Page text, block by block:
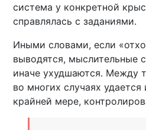
система у конкретной
справлялась с заданиями.
Иными словами, если
выводятся, мыслительные
иначе ухудшаются. Между
во многих случаях
крайней мере,